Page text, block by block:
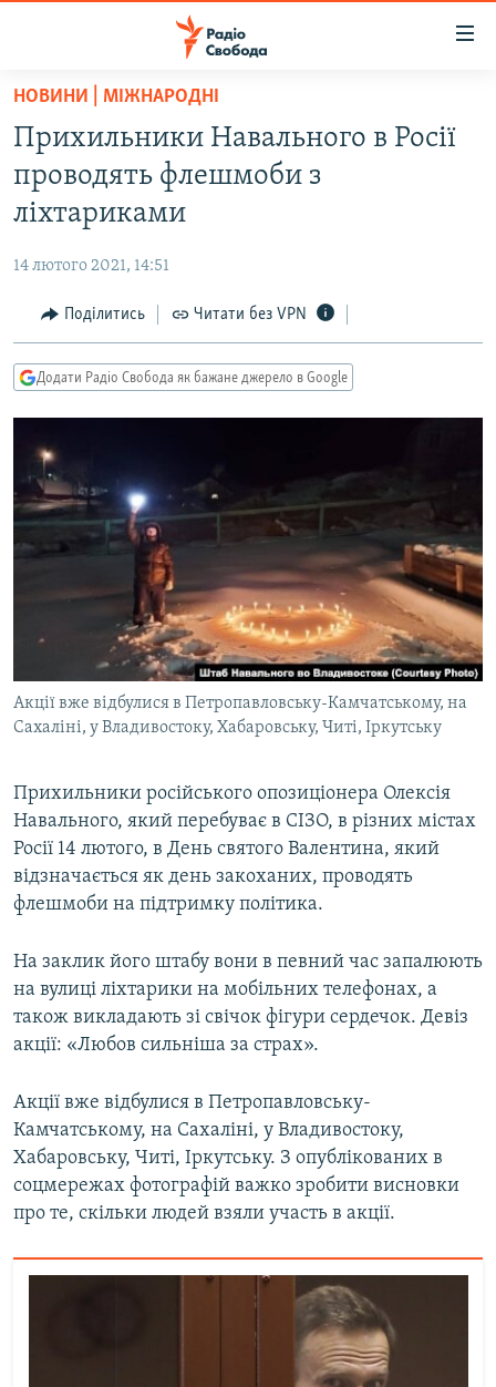
Перейти
основного
матеріалу
Перейти
до
основної
Перейти
до
пошуку
ВСЕ ЗА ДОБУ
СТАТТІ
СУСПІЛЬСТВО
СВІТ
РОСІЙСЬКА «ФІЛЬТРАЦІЯ»
ДОНБАС.РЕАЛІЇ
ТИ ЯК?
КИТАЙ.ВИКЛИКИ
МУЛЬТИМЕДІА
ФОТО
СПЕЦПРОЄКТИ
ПОДКАСТИ
КРИМ РЕАЛІЇ
РУС
КТАТ
Усі сайти RFE/RL
НОВИНИ | МІЖНАРОДНІ
Прихильники Навального в Росії
проводять флешмоби з
ліхтариками
14 лютого 2021, 14:51
Поділитись Читати без VPN
Додати Радіо Свобода як бажане джерело в Google
Акції вже відбулися в Петропавловську-Камчатському, на
Сахаліні, у Владивостоку, Хабаровську, Читі, Іркутську
Прихильники російського опозиціонера Олексія
Навального, який перебуває в СІЗО, в різних містах
Росії 14 лютого, в День святого Валентина, який
відзначається як день закоханих, проводять
флешмоби на підтримку політика.
На заклик його штабу вони в певний час запалюють
на вулиці ліхтарики на мобільних телефонах, а
також викладають зі свічок фігури сердечок. Девіз
акції: «Любов сильніша за страх».
Акції вже відбулися в Петропавловську-
Камчатському, на Сахаліні, у Владивостоку,
Хабаровську, Читі, Іркутську. З опублікованих в
соцмережах фотографій важко зробити висновки
про те, скільки людей взяли участь в акції.